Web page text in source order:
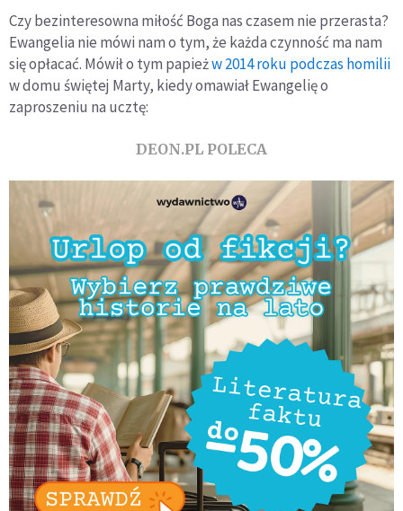
Czy bezinteresowna miłość Boga nas czasem nie przerasta?
Ewangelia nie mówi nam o tym, że każda czynność ma nam
się opłacać. Mówił o tym papieżw 2014 roku podczas homilii
w domu świętej Marty, kiedy omawiał Ewangelię o
zaproszeniu na ucztę:
DEON.PL POLECA